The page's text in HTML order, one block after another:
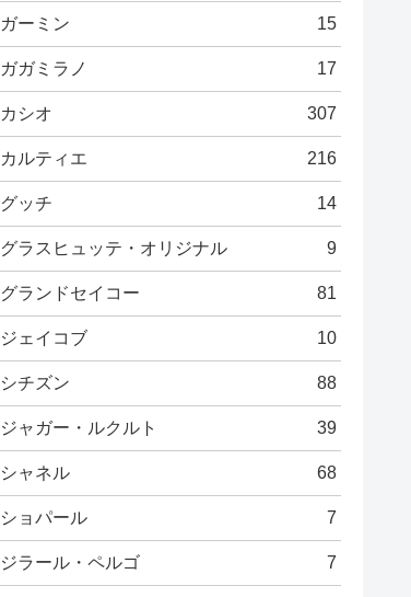
ガーミン 15
ガガミラノ 17
カシオ 307
カルティエ 216
グッチ 14
グラスヒュッテ・オリジナル 9
グランドセイコー 81
ジェイコブ 10
シチズン 88
ジャガー・ルクルト 39
シャネル 68
ショパール 7
ジラール・ペルゴ 7